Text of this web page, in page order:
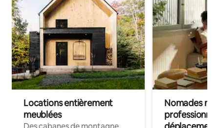
Locations entièrement
meublées
Nomades